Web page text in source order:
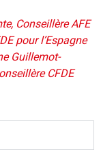
Conseillère AFE
pour l’Espagne
Guillemot-
CFDE